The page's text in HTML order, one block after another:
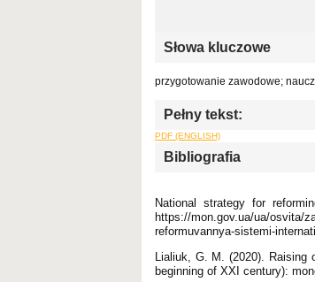
Słowa kluczowe
przygotowanie zawodowe;
Pełny tekst:
PDF (ENGLISH)
Bibliografia
National strategy for
https://mon.gov.ua/ua/osvita/
reformuvannya-sistemi-
Lіalіuk, G. M. (2020).
beginning of XXI century):